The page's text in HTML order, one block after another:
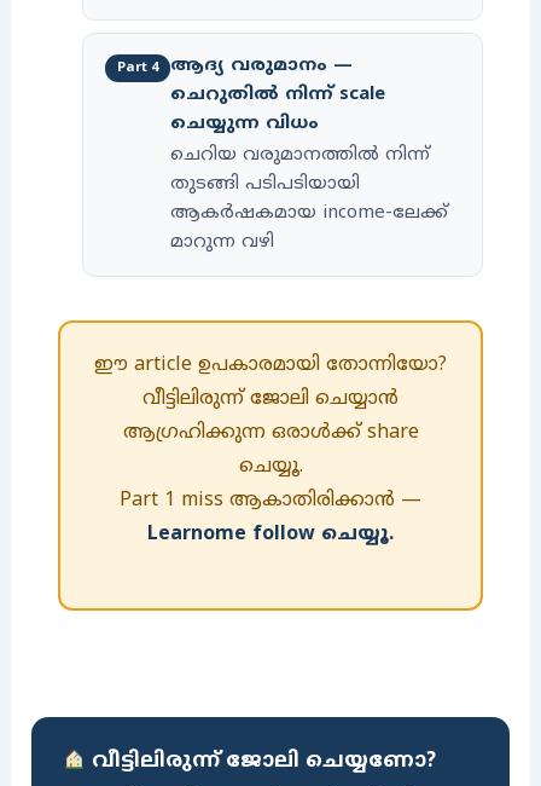
Part 4
ആദ്യ വരുമാനം —
ചെറുതിൽ നിന്ന് scale
ചെയ്യുന്ന വിധം
ചെറിയ വരുമാനത്തിൽ നിന്ന്
തുടങ്ങി പടിപടിയായി
ആകർഷകമായ income-ലേക്ക്
മാറുന്ന വഴി
ഈ article ഉപകാരമായി തോന്നിയോ?
വീട്ടിലിരുന്ന് ജോലി ചെയ്യാൻ
ആഗ്രഹിക്കുന്ന ഒരാൾക്ക് share
ചെയ്യൂ.
Part 1 miss ആകാതിരിക്കാൻ —
Learnome follow ചെയ്യൂ.
വീട്ടിലിരുന്ന് ജോലി ചെയ്യണോ?